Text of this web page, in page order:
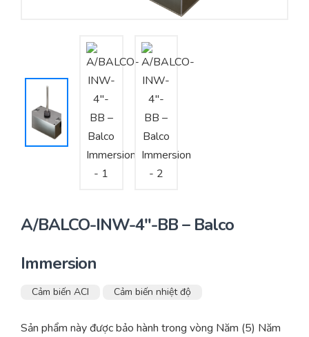
Tư vấn – Thiết kế – Cung cấp thiết bị HVAC
Tư vấn thiết kế, thi công tủ điều khiển
Thi công – Lắp đặt hệ thống HVAC
A/BALCO-INW-4″-BB – Balco
Immersion
Cảm biến ACI Cảm biến nhiệt độ
Sản phẩm này được bảo hành trong vòng Năm (5) Năm